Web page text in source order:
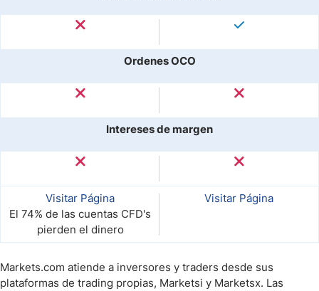
Ordenes OCO
Intereses de margen
Visitar Página
El 74% de las cuentas CFD's
pierden el dinero
Visitar Página
Markets.com atiende a inversores y traders desde sus
plataformas de trading propias, Marketsi y Marketsx. Las